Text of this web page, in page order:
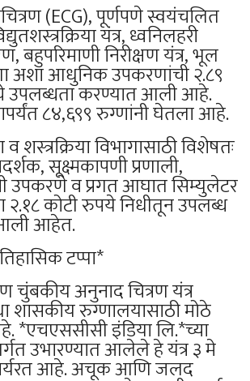
(ECG), पूर्णपणे स्वयंचलित
यंत्र, ध्वनिलहरी
बहुपरिमाणी निरीक्षण यंत्र, भूल
अशा आधुनिक उपकरणांची २.८९
उपलब्धता करण्यात आली आहे.
८४,६९९ रुग्णांनी घेतला आहे.
शस्त्रक्रिया विभागासाठी विशेषतः
सूक्ष्मकापणी प्रणाली,
उपकरणे व प्रगत आघात सिम्युलेटर
२.१८ कोटी रुपये निधीतून उपलब्ध
आहेत.
टप्पा*
चुंबकीय अनुनाद चित्रण यंत्र
शासकीय रुग्णालयासाठी मोठे
इंडिया लि.*च्या
उभारण्यात आलेले हे यंत्र ३ मे
आहे. अचूक आणि जलद